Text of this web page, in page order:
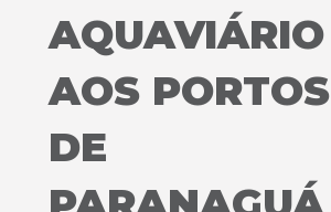
AQUAVIÁRIO
AOS PORTOS
DE